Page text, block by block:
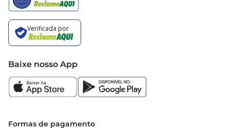
Baixe nosso App
Formas de pagamento